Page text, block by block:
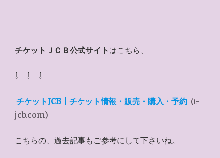
チケットＪＣＢ公式サイト はこちら、
⇩ ⇩ ⇩
チケットJCB | チケット情報・販売・購入・予約 (t-
jcb.com)
こちらの、過去記事もご参考にして下さいね。